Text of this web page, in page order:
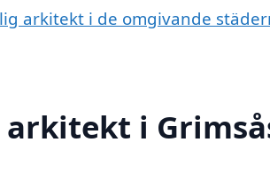
arkitekt i de omgivande
arkitekt i